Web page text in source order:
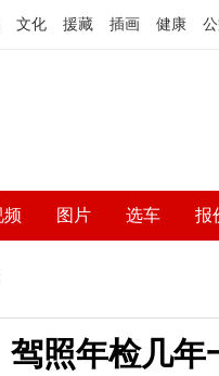
文化 援藏 插画 健康
频 图片 选车 报
驾照年检几年